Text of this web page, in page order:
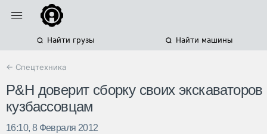
Найти грузы Найти машины
← Спецтехника
P&H доверит сборку своих экскаваторов
кузбассовцам
16:10, 8 Февраля 2012